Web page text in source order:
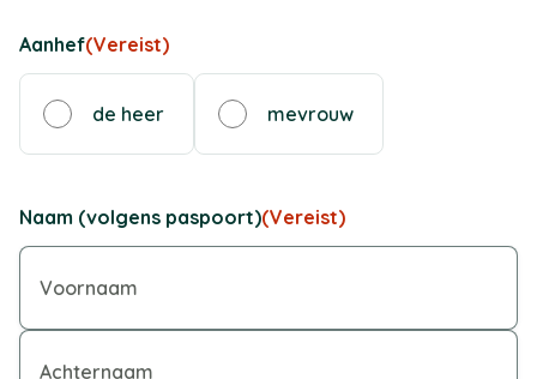
Aanhef(Vereist)
de heer mevrouw
Naam (volgens paspoort)(Vereist)